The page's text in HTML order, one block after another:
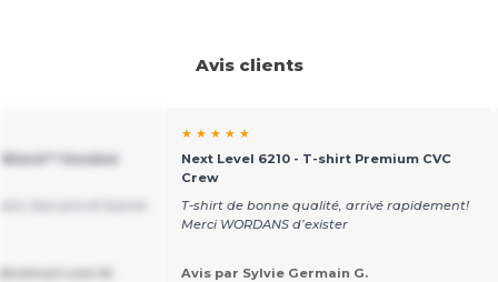
Avis clients
Blend™ Hooded
M.
★ ★ ★ ★ ★
Next Level 6210 - T-shirt Premium CVC
Crew
T-shirt de bonne qualité, arrivé rapidement!
Merci WORDANS d’exister
Avis par Sylvie Germain G.